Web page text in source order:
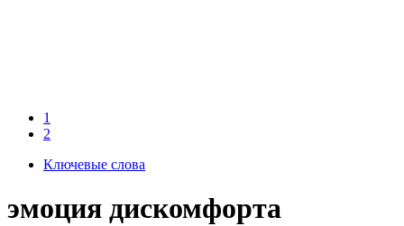
1
2
Ключевые слова
эмоция дискомфорта